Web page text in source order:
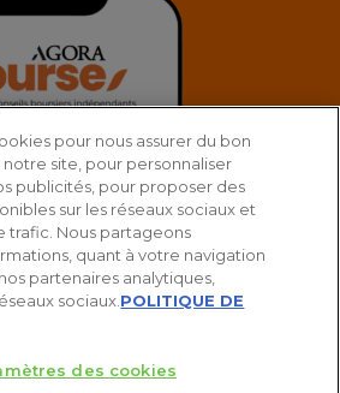
pour nous assurer du bon
site, pour personnaliser
publicités, pour proposer des
sur les réseaux sociaux et
trafic. Nous partageons
quant à votre navigation
partenaires analytiques,
sociaux. POLITIQUE DE
des cookies